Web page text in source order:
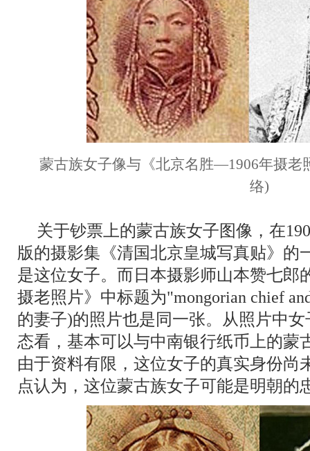
蒙古族女子像与《北京名胜—1906年摄老
络)
关于钞票上的蒙古族女子图像，在
版的摄影集《清国北京皇城写真贴》的
是这位女子。而日本摄影师山本赞七
摄老照片》中标题为"mongorian chief
的妻子)的照片也是同一张。从照片中
态看，基本可以与中南银行纸币上的蒙
由于资料有限，这位女子的真实身份尚
点认为，这位蒙古族女子可能是明朝的